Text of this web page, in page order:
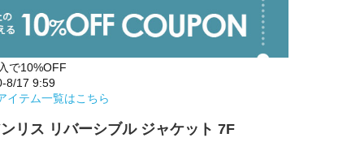
で10%OFF
8/17 9:59
イテム一覧はこちら
リス リバーシブル ジャケット 7F